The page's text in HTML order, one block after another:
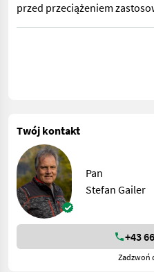
przed przeciążeniem
Na sprzedaż jest praktycznie
Twój kontakt
Pan
Stefan Gailer
+43
Zadzwoń